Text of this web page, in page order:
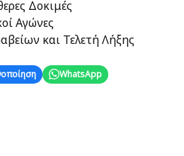
Δοκιμές
Αγώνες
και Τελετή Λήξης
WhatsApp